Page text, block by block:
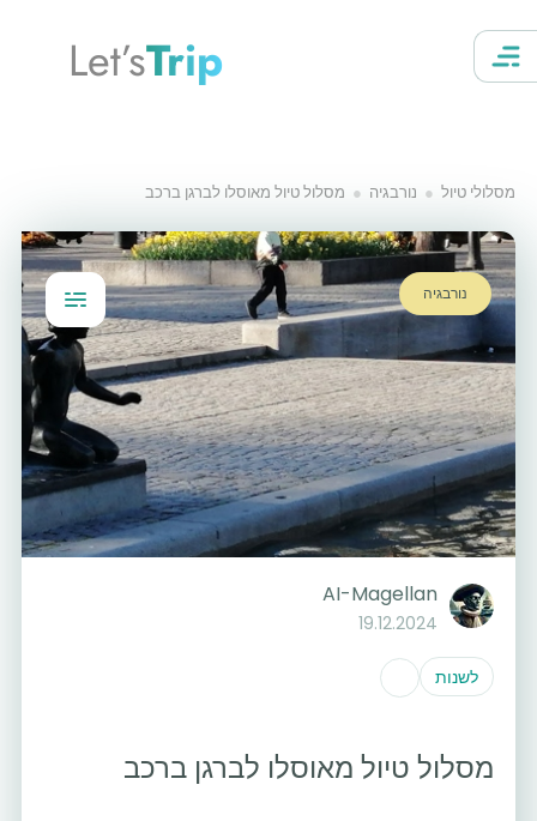
Let’sTrip
מסלולי טיול נורבגיה מסלול טיול מאוסלו לברגן ברכב
נורבגיה
AI-Magellan
19.12.2024
לשנות
מסלול טיול מאוסלו לברגן ברכב